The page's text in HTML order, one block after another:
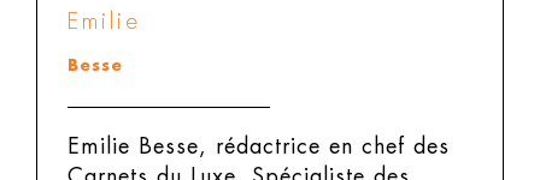
Emilie
Besse
Emilie Besse, rédactrice en chef des